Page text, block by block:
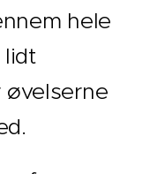
hele
lidt